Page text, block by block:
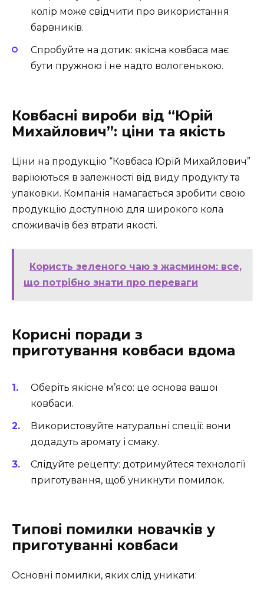
колір може свідчити про використання
барвників.
Спробуйте на дотик: якісна ковбаса має
бути пружною і не надто вологенькою.
Ковбасні вироби від “Юрій
Михайлович”: ціни та якість
Ціни на продукцію “Ковбаса Юрій Михайлович”
варіюються в залежності від виду продукту та
упаковки. Компанія намагається зробити свою
продукцію доступною для широкого кола
споживачів без втрати якості.
Користь зеленого чаю з жасмином: все,
що потрібно знати про переваги
Корисні поради з
приготування ковбаси вдома
Оберіть якісне м’ясо: це основа вашої
ковбаси.
Використовуйте натуральні спеції: вони
додадуть аромату і смаку.
Слідуйте рецепту: дотримуйтеся технології
приготування, щоб уникнути помилок.
Типові помилки новачків у
приготуванні ковбаси
Основні помилки, яких слід уникати: